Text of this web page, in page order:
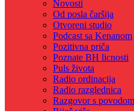
Novosti
Od posla čaršija
Otvoreni studio
Podcast sa Kenanom
Pozitivna priča
Poznate BH licnosti
Puls života
Radio ordinacija
Radio razglednica
Razgovor s povodom